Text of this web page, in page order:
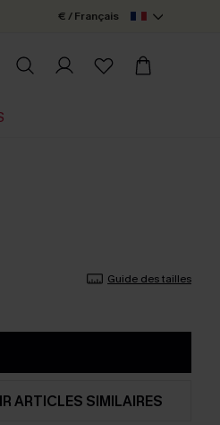
€ / Français
Guide des tailles
ARTICLES SIMILAIRES